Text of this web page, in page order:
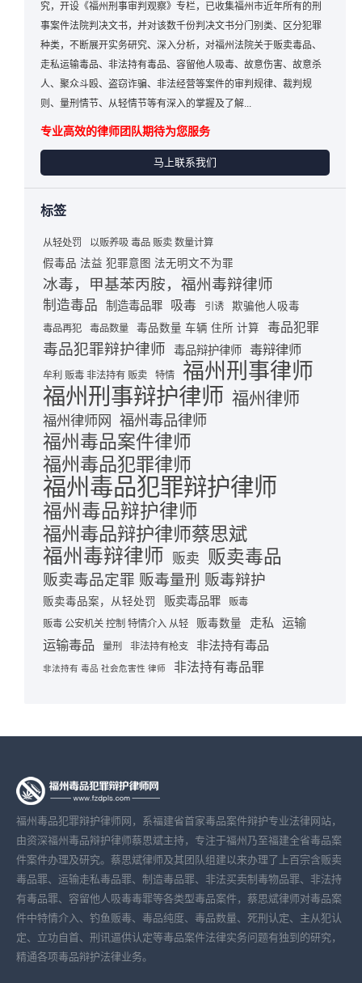
究，开设《福州刑事审判观察》专栏，已收集福州市近年所有的刑
事案件法院判决文书，并对该数千份判决文书分门别类、区分犯罪
种类，不断展开实务研究、深入分析，对福州法院关于贩卖毒品、
走私运输毒品、非法持有毒品、容留他人吸毒、故意伤害、故意杀
人、聚众斗殴、盗窃诈骗、非法经营等案件的审判规律、裁判规
则、量刑情节、从轻情节等有深入的掌握及了解...
专业高效的律师团队期待为您服务
马上联系我们
标签
从轻处罚 以贩养吸 毒品 贩卖 数量计算
假毒品 法益 犯罪意图 法无明文不为罪
冰毒，甲基苯丙胺，福州毒辩律师
制造毒品 制造毒品罪 吸毒 引诱 欺骗他人吸毒
毒品再犯 毒品数量 毒品数量 车辆 住所 计算 毒品犯罪
毒品犯罪辩护律师 毒品辩护律师 毒辩律师
牟利 贩毒 非法持有 贩卖 特情 福州刑事律师
福州刑事辩护律师 福州律师
福州律师网 福州毒品律师
福州毒品案件律师
福州毒品犯罪律师
福州毒品犯罪辩护律师
福州毒品辩护律师
福州毒品辩护律师蔡思斌
福州毒辩律师 贩卖 贩卖毒品
贩卖毒品定罪 贩毒量刑 贩毒辩护
贩卖毒品案，从轻处罚 贩卖毒品罪
贩毒
贩毒 公安机关 控制 特情介入 从轻
贩毒数量 走私 运输
运输毒品 量刑 非法持有枪支 非法持有毒品
非法持有 毒品 社会危害性 律师 非法持有毒品罪
福州毒品犯罪辩护律师网，系福建省首家毒品案件辩护专业法律网站，
由资深福州毒品辩护律师蔡思斌主持，专注于福州乃至福建全省毒品案
件案件办理及研究。蔡思斌律师及其团队组建以来办理了上百宗含贩卖
毒品罪、运输走私毒品罪、制造毒品罪、非法买卖制毒物品罪、非法持
有毒品罪、容留他人吸毒毒罪等各类型毒品案件，蔡思斌律师对毒品案
件中特情介入、钓鱼贩毒、毒品纯度、毒品数量、死刑认定、主从犯认
定、立功自首、刑讯逼供认定等毒品案件法律实务问题有独到的研究，
精通各项毒品辩护法律业务。